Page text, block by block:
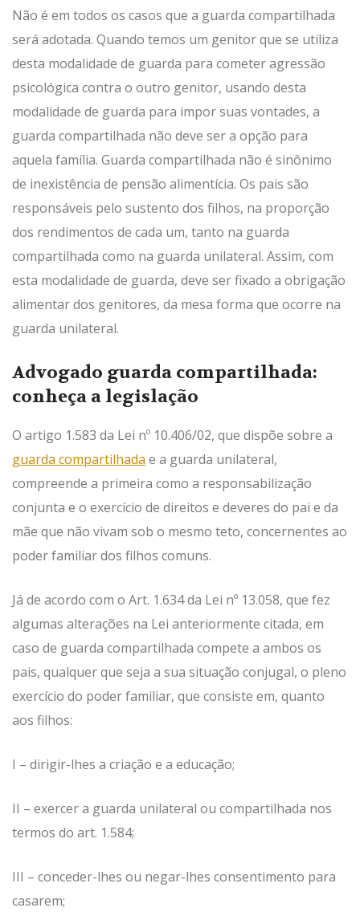
Não é em todos os casos que a guarda compartilhada
será adotada. Quando temos um genitor que se utiliza
desta modalidade de guarda para cometer agressão
psicológica contra o outro genitor, usando desta
modalidade de guarda para impor suas vontades, a
guarda compartilhada não deve ser a opção para
aquela família. Guarda compartilhada não é sinônimo
de inexistência de pensão alimentícia. Os pais são
responsáveis pelo sustento dos filhos, na proporção
dos rendimentos de cada um, tanto na guarda
compartilhada como na guarda unilateral. Assim, com
esta modalidade de guarda, deve ser fixado a obrigação
alimentar dos genitores, da mesa forma que ocorre na
guarda unilateral.
Advogado guarda compartilhada:
conheça a legislação
O artigo 1.583 da Lei nº 10.406/02, que dispõe sobre a
guarda compartilhada e a guarda unilateral,
compreende a primeira como a responsabilização
conjunta e o exercício de direitos e deveres do pai e da
mãe que não vivam sob o mesmo teto, concernentes ao
poder familiar dos filhos comuns.
Já de acordo com o Art. 1.634 da Lei nº 13.058, que fez
algumas alterações na Lei anteriormente citada, em
caso de guarda compartilhada compete a ambos os
pais, qualquer que seja a sua situação conjugal, o pleno
exercício do poder familiar, que consiste em, quanto
aos filhos:
I – dirigir-lhes a criação e a educação;
II – exercer a guarda unilateral ou compartilhada nos
termos do art. 1.584;
III – conceder-lhes ou negar-lhes consentimento para
casarem;